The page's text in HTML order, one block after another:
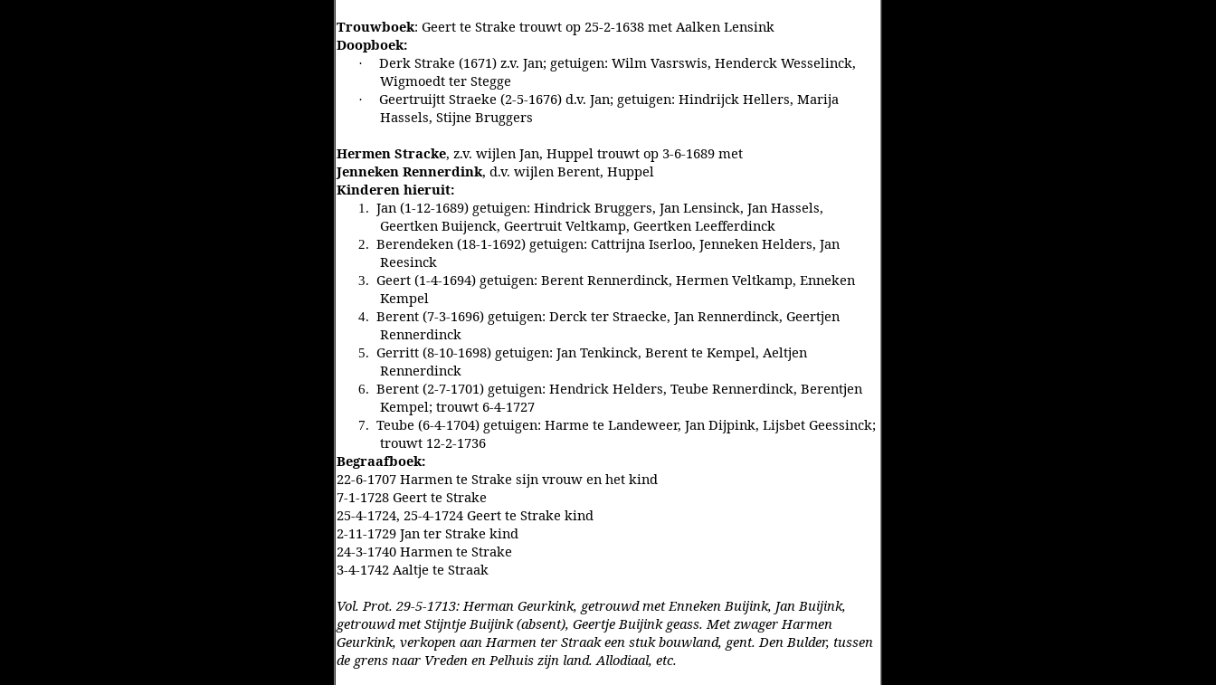
Trouwboek: Geert te Strake trouwt op 25-2-1638 met Aalken Lensink
Doopboek:
·
Derk Strake (1671) z.v. Jan; getuigen: Wilm Vasrswis, Henderck Wesselinck,
Wigmoedt ter Stegge
·
Geertruijtt Straeke (2-5-1676) d.v. Jan; getuigen: Hindrijck Hellers, Marija
Hassels, Stijne Bruggers
Hermen Stracke, z.v. wijlen Jan, Huppel trouwt op 3-6-1689 met
Jenneken Rennerdink, d.v. wijlen Berent, Huppel
Kinderen hieruit:
1. Jan (1-12-1689) getuigen: Hindrick Bruggers, Jan Lensinck, Jan Hassels,
Geertken Buijenck, Geertruit Veltkamp, Geertken Leefferdinck
2. Berendeken (18-1-1692) getuigen: Cattrijna Iserloo, Jenneken Helders, Jan
Reesinck
3. Geert (1-4-1694) getuigen: Berent Rennerdinck, Hermen Veltkamp, Enneken
Kempel
4. Berent (7-3-1696) getuigen: Derck ter Straecke, Jan Rennerdinck, Geertjen
Rennerdinck
5. Gerritt (8-10-1698) getuigen: Jan Tenkinck, Berent te Kempel, Aeltjen
Rennerdinck
6. Berent (2-7-1701) getuigen: Hendrick Helders, Teube Rennerdinck, Berentjen
Kempel; trouwt 6-4-1727
7. Teube (6-4-1704) getuigen: Harme te Landeweer, Jan Dijpink, Lijsbet Geessinck;
trouwt 12-2-1736
Begraafboek:
22-6-1707 Harmen te Strake sijn vrouw en het kind
7-1-1728 Geert te Strake
25-4-1724, 25-4-1724 Geert te Strake kind
2-11-1729 Jan ter Strake kind
24-3-1740 Harmen te Strake
3-4-1742 Aaltje te Straak
Vol. Prot. 29-5-1713: Herman Geurkink, getrouwd met Enneken Buijink, Jan Buijink,
getrouwd met Stijntje Buijink (absent), Geertje Buijink geass. Met zwager Harmen
Geurkink, verkopen aan Harmen ter Straak een stuk bouwland, gent. Den Bulder, tussen
de grens naar Vreden en Pelhuis zijn land. Allodiaal, etc.